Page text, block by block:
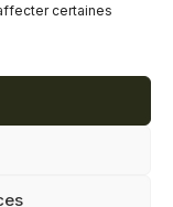
certaines
9h00 à 18h00
11h00 à 16h30